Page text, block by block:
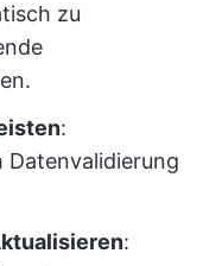
zu
:
Datenvalidierung
: